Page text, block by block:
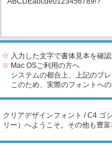
※ 入力した文字で書体見本を確
※ Mac OSご利用の方へ
システムの都合上、上記のプ
このため、実際のフォントへの
クリアデザインフォント / C4 ゴ
リー）へようこそ。その他も豊